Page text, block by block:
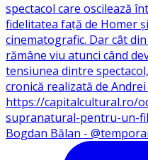
Bogdan Bălan -